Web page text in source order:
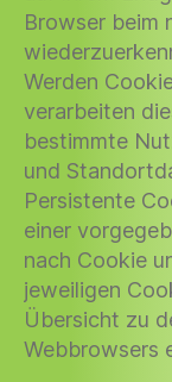
Browser beim
Werden
verarbeiten
bestimmte
und
Persistente
einer
nach Cookie
jeweiligen
Übersicht zu
Webbrowsers